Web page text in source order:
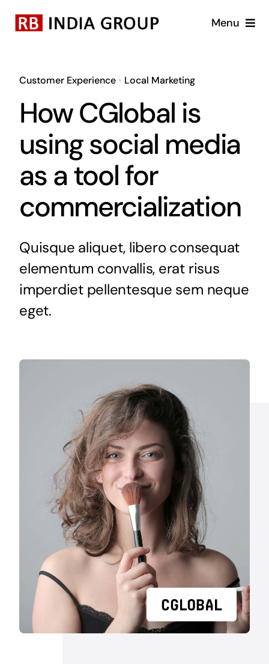
Menu
Brands
Blog
Career
Customer Experience• Local Marketing
How CGlobal is
using social media
as a tool for
commercialization
Quisque aliquet, libero consequat
elementum convallis, erat risus
imperdiet pellentesque sem neque
eget.